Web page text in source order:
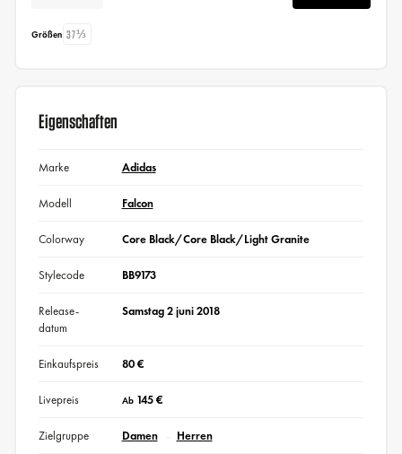
Größen 37⅓
Eigenschaften
Marke Adidas
Modell Falcon
Colorway Core Black/Core Black/Light Granite
Stylecode BB9173
Release-
datum
Samstag 2 juni 2018
Einkaufspreis 80 €
Livepreis Ab145 €
Zielgruppe Damen Herren